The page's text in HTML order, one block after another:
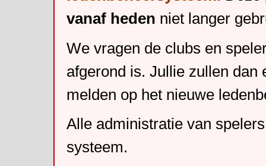
vanaf heden niet langer
We vragen de clubs en
afgerond is. Jullie zullen dan
melden op het nieuwe
Alle administratie van
systeem.